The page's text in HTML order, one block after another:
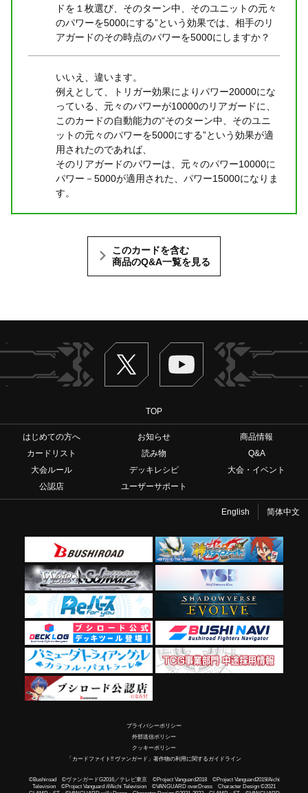
ドを１枚選び、そのターン中、そのユニットの元々
のパワーを5000にする”という効果では、相手のリ
アガードのその時点のパワーを5000にしますか？
いいえ、違います。
例えとして、トリガー効果によりパワー20000にな
っている、元々のパワーが10000のリアガードに、
このカードの自動能力の“そのターン中、そのユニ
ットの元々のパワーを5000にする”という効果が適
用されたのであれば、
そのリアガードのパワーは、元々のパワー10000に
パワー－5000が適用された、パワー15000になりま
す。
このカードを含む
商品のQ&A一覧を見る
Twitter ヴァンガードch
TOP
はじめての方へ お知らせ
商品情報
カードリスト
読み物
Q&A
大会ルール
デッキレシピ
大会・イベント
公認店
ユーザーサポート
English 简体中文
プライバシーポリシー
外部送信ポリシー
クッキーポリシー
「カードファイト!! ヴァンガード」著作物の利用に関するガイドライン
©Bushiroad ©ヴァンガードG2016／テレビ東京 ©Project Vanguard2018 ©Project Vanguard2019/Aichi
Television ©Project Vanguard if/Aichi Television ©VANGUARD overDress Character Design ©2021